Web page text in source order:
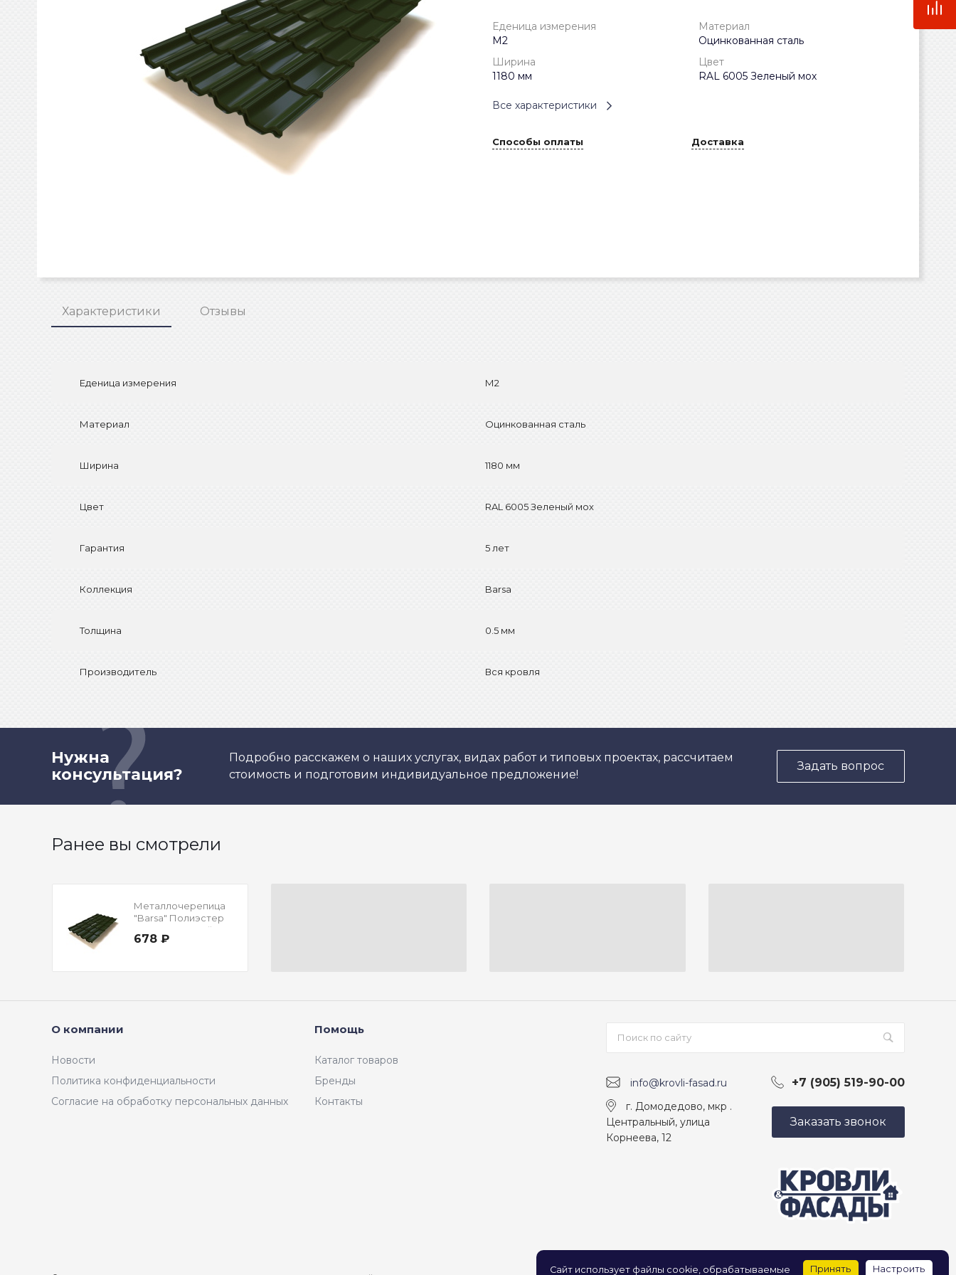
Еденица измерения
М2
Материал
Оцинкованная сталь
Ширина
1180 мм
Цвет
RAL 6005 Зеленый мох
Все характеристики
Способы оплаты Доставка
Характеристики Отзывы
Еденица измерения М2
Материал Оцинкованная сталь
Ширина 1180 мм
Цвет RAL 6005 Зеленый мох
Гарантия 5 лет
Коллекция Barsa
Толщина 0.5 мм
Производитель Вся кровля
Нужна
консультация?
Подробно расскажем о наших услугах, видах работ и типовых проектах, рассчитаем
стоимость и подготовим индивидуальное предложение!
Задать вопрос
Ранее вы смотрели
Металлочерепица
"Barsa" Полиэстер
Односторонний RAL
6005 Зеленый мох
678 ₽
О компании
Новости
Политика конфиденциальности
Согласие на обработку персональных данных
Помощь
Каталог товаров
Бренды
Контакты
info@krovli-fasad.ru +7 (905) 519-90-00
г. Домодедово, мкр .
Центральный, улица
Корнеева, 12
Заказать звонок
Сайт использует файлы cookie, обрабатываемые Принять Настроить